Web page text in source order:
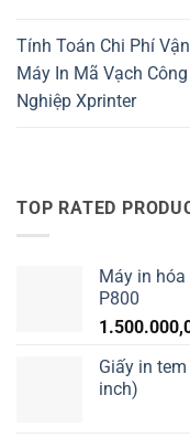
Tính Toán Chi Phí
Máy In Mã Vạch Công
Nghiệp Xprinter
TOP RATED
Máy in
P800
Giấy in
inch)